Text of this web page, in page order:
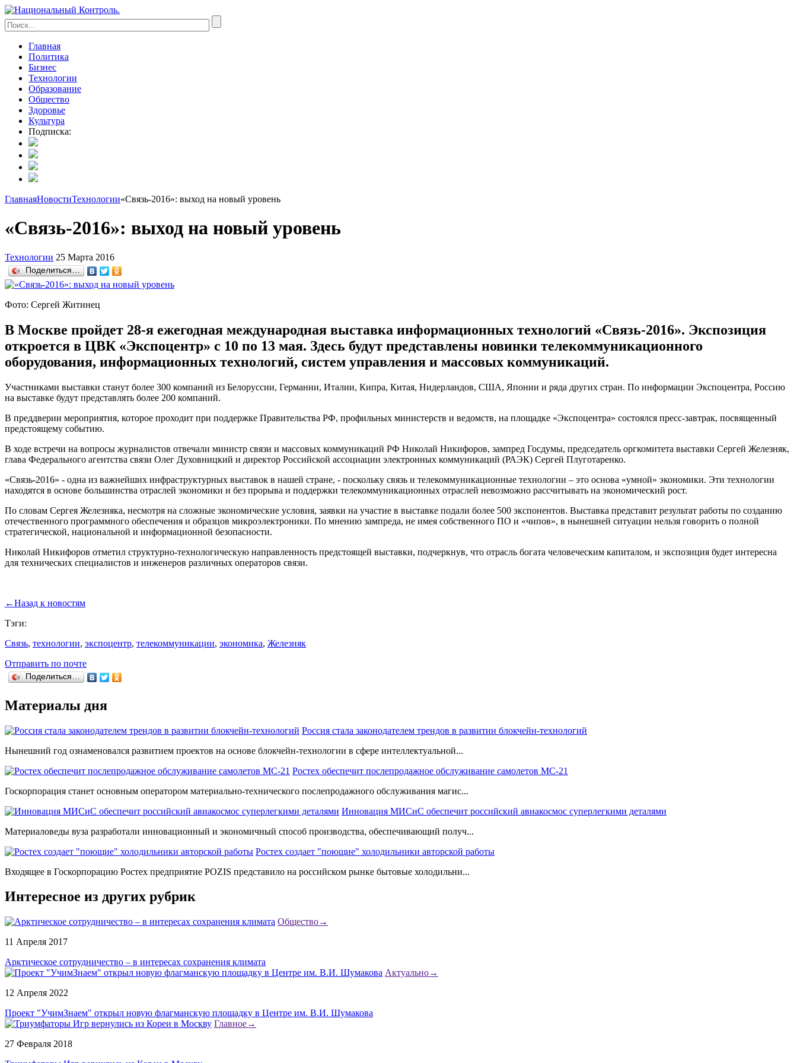
Главная
Политика
Бизнес
Технологии
Образование
Общество
Здоровье
Культура
Подписка:
ГлавнаяНовостиТехнологии«Связь-2016»: выход на новый уровень
«Связь-2016»: выход на новый уровень
Технологии 25 Марта 2016
Поделиться…
Фото: Сергей Житинец
В Москве пройдет 28-я ежегодная международная выставка информационных технологий «Связь-2016». Экспозиция
откроется в ЦВК «Экспоцентр» с 10 по 13 мая. Здесь будут представлены новинки телекоммуникационного
оборудования, информационных технологий, систем управления и массовых коммуникаций.
Участниками выставки станут более 300 компаний из Белоруссии, Германии, Италии, Кипра, Китая, Нидерландов, США, Японии и ряда других стран. По информации Экспоцентра, Россию
на выставке будут представлять более 200 компаний.
В преддверии мероприятия, которое проходит при поддержке Правительства РФ, профильных министерств и ведомств, на площадке «Экспоцентра» состоялся пресс-завтрак, посвященный
предстоящему событию.
В ходе встречи на вопросы журналистов отвечали министр связи и массовых коммуникаций РФ Николай Никифоров, зампред Госдумы, председатель оргкомитета выставки Сергей Железняк,
глава Федерального агентства связи Олег Духовницкий и директор Российской ассоциации электронных коммуникаций (РАЭК) Сергей Плуготаренко.
«Связь-2016» - одна из важнейших инфраструктурных выставок в нашей стране, - поскольку связь и телекоммуникационные технологии – это основа «умной» экономики. Эти технологии
находятся в основе большинства отраслей экономики и без прорыва и поддержки телекоммуникационных отраслей невозможно рассчитывать на экономический рост.
По словам Сергея Железняка, несмотря на сложные экономические условия, заявки на участие в выставке подали более 500 экспонентов. Выставка представит результат работы по созданию
отечественного программного обеспечения и образцов микроэлектроники. По мнению зампреда, не имея собственного ПО и «чипов», в нынешней ситуации нельзя говорить о полной
стратегической, национальной и информационной безопасности.
Николай Никифоров отметил структурно-технологическую направленность предстоящей выставки, подчеркнув, что отрасль богата человеческим капиталом, и экспозиция будет интересна
для технических специалистов и инженеров различных операторов связи.
←Назад к новостям
Тэги:
Связь, технологии, экспоцентр, телекоммуникации, экономика, Железняк
Отправить по почте
Поделиться…
Материалы дня
Россия стала законодателем трендов в развитии блокчейн-технологий
Нынешний год ознаменовался развитием проектов на основе блокчейн-технологии в сфере интеллектуальной...
Ростех обеспечит послепродажное обслуживание самолетов МС-21
Госкорпорация станет основным оператором материально-технического послепродажного обслуживания магис...
Инновация МИСиС обеспечит российский авиакосмос суперлегкими деталями
Материаловеды вуза разработали инновационный и экономичный способ производства, обеспечивающий получ...
Ростех создает "поющие" холодильники авторской работы
Входящее в Госкорпорацию Ростех предприятие POZIS представило на российском рынке бытовые холодильни...
Интересное из других рубрик
Общество→
11 Апреля 2017
Арктическое сотрудничество – в интересах сохранения климата
Актуально→
12 Апреля 2022
Проект "УчимЗнаем" открыл новую флагманскую площадку в Центре им. В.И. Шумакова
Главное→
27 Февраля 2018